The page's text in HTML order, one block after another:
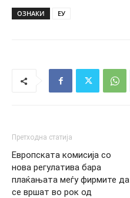
ОЗНАКИ ЕУ
Претходна статија
Европската комисија со
нова регулатива бара
плаќањата меѓу фирмите да
се вршат во рок од